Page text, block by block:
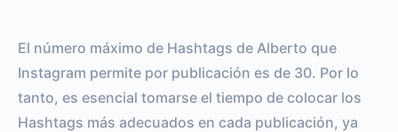
El número máximo de Hashtags de Alberto que
Instagram permite por publicación es de 30. Por lo
tanto, es esencial tomarse el tiempo de colocar los
Hashtags más adecuados en cada publicación, ya